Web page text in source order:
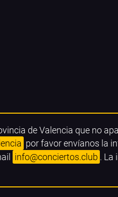
de Valencia que no
por favor envíanos la
info@conciertos.club . La